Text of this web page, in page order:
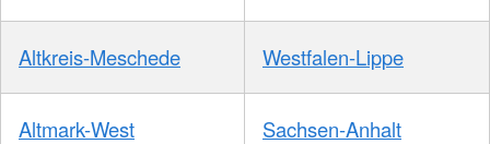
Altkreis-Meschede Westfalen-Lippe
Altmark-West Sachsen-Anhalt